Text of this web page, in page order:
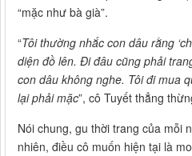
“mặc như bà già”.
“Tôi thường nhắc con dâu rằng
diện đồ lên. Đi đâu cũng phải
con dâu không nghe. Tôi đi mua
lại phải mặc”, cô Tuyết thẳng
Nói chung, gu thời trang của mỗi
nhiên, điều cô muốn hiện tại là